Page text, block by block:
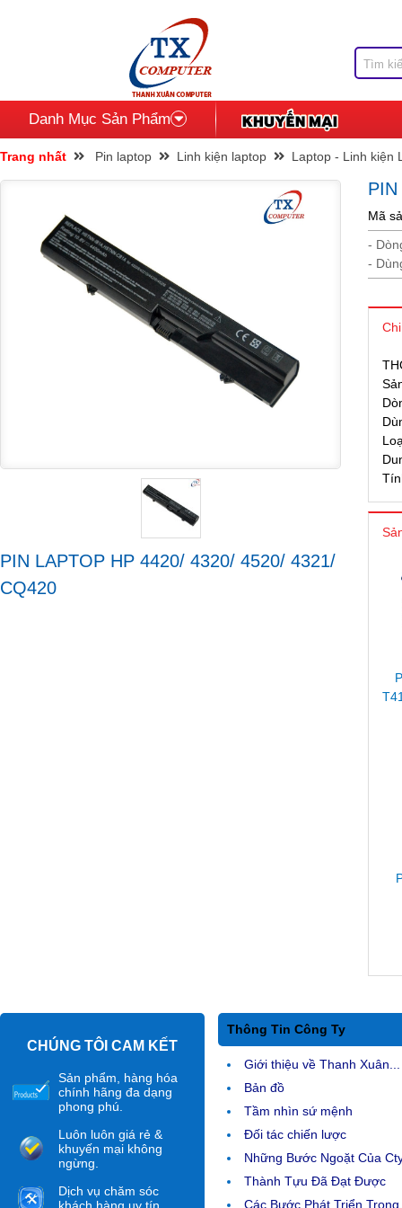
Danh Mục Sản Phẩm
Trang nhất Pin laptop Linh kiện laptop Laptop - Linh kiện
PIN LAPTOP HP 4420/ 4320/ 4520/ 4321/
CQ420
Mã
-
-
CHÚNG TÔI CAM KẾT
Sản phẩm, hàng hóa
chính hãng đa dạng
phong phú.
Luôn luôn giá rẻ &
khuyến mại không
ngừng.
Dịch vụ chăm sóc
Thông Tin Công Ty
Giới thiệu về Thanh Xuân...
Bản đồ
Tầm nhìn sứ mệnh
Đối tác chiến lược
Những Bước Ngoặt Của
Thành Tựu Đã Đạt Được
Các Bước Phát Triển